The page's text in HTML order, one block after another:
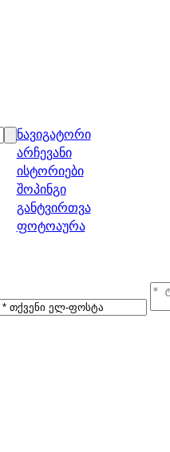
ნავიგატორი
არჩევანი
ისტორიები
შოპინგი
განტვირთვა
ფოტოაურა